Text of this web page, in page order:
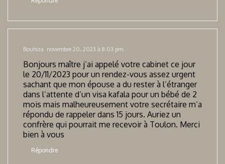
Bouhiza novembre 20, 2023 à 8:03 pm
Bonjours maître j’ai appelé votre cabinet ce jour
le 20/11/2023 pour un rendez-vous assez urgent
sachant que mon épouse a du rester à l’étranger
dans l’attente d’un visa kafala pour un bébé de 2
mois mais malheureusement votre secrétaire m’a
répondu de rappeler dans 15 jours. Auriez un
confrère qui pourrait me recevoir à Toulon. Merci
bien à vous
Répondre